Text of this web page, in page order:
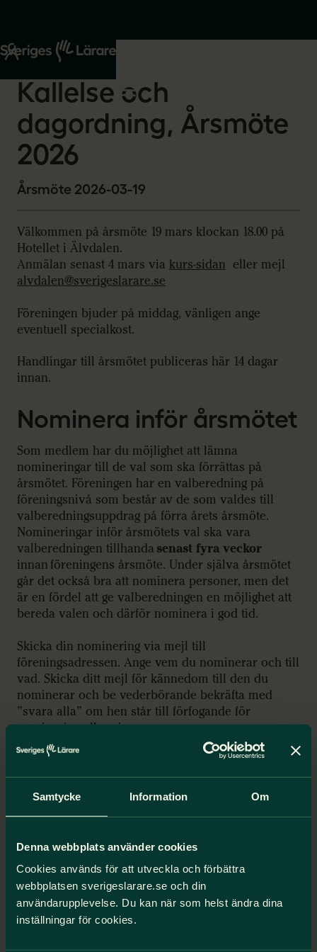
Samtycke Information Om
Denna webbplats använder cookies
Cookies används för att utveckla och förbättra
webbplatsen sverigeslarare.se och din
användarupplevelse. Du kan när som helst ändra dina
inställningar för cookies.
Start
Om oss
2026-02-05
Kallelse och
dagordning, Årsmöte
2026
Årsmöte 2026-03-19
Välkommen på årsmöte 19 mars klockan 18.00 på
Hotellet i Älvdalen.
Anmälan senast 4 mars via kurs-sidan eller mejl
alvdalen@sverigeslarare.se
Föreningen bjuder på middag, vänligen ange
eventuell specialkost.
Handlingar till årsmötet publiceras här 14 dagar
innan.
Nominera inför årsmötet
Som medlem har du möjlighet att lämna
nomineringar till de val som ska förrättas på
årsmötet. Föreningen har en valberedning på
föreningsnivå som består av de som valdes till
valberedningsuppdrag på förra årets årsmöte.
Nomineringar inför årsmötets val ska vara
valberedningen tillhanda senast fyra veckor
innan föreningens årsmöte. Under själva årsmötet
går det också bra att nominera personer, men det
är en fördel att ge valberedningen en möjlighet att
bereda valen och därför nominera i god tid.
Skicka din nominering via mejl till
föreningsadressen. Ange vem du nominerar och till
vad. Skicka ditt mejl för kännedom till den du
nominerar och be vederbörande bekräfta med
”svara alla” om hen står till förfogande för
nominering eller ej.
Välkomna! / Styrelsen
Dagordning
Styrelsens verksamhetsberättelse 2025
Styrelsens förslag till lokal
förbundsplan/verksamhetsplan 2026
Styrelsens förslag till budget 2026